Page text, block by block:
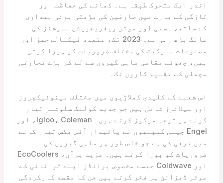
اندر ایک متحرک طبقہ ہے۔ کھانے کی حفاظت اور
تازگی کے بارے میں صارفین کی بڑھتی ہوئی بیداری
کے ساتھ، سستی اور موثر ریفریجریشن سلوشنز کی
مانگ بڑھ رہی ہے۔ 2023 تک، متعدد ٹیکنالوجیز اور
مصنوعات مارکیٹ کی مختلف ضروریات کو پورا کرتی
ہیں، چھوٹے مقامی ماہی گیروں سے لے کر بڑے تجارتی
مچھلی کے تقسیم کاروں تک۔
اس شعبے کے کلیدی کھلاڑیوں میں مختلف مینوفیکچررز
اور سپلائرز شامل ہیں جو جدید کولنگ سلوشنز تیار
کرنے پر توجہ مرکوز کرتے ہیں۔ Igloo، Coleman، اور
Engel جیسی کمپنیوں نے پائیدار آئس بکس تیار کرنے
میں ترقی کی ہے جو خاص طور پر ماہی گیروں کی
ضروریات کو پورا کرتے ہیں۔ مزید برآں، EcoCoolers
اور Coldwave جیسے مخصوص برانڈز اپنے توانائی کے
موثر ڈیزائن پر فخر کرتے ہیں جن کا مقصد کارکردگی